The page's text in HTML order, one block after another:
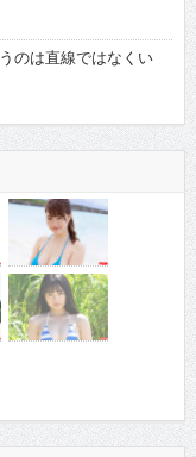
のは直線ではなくい